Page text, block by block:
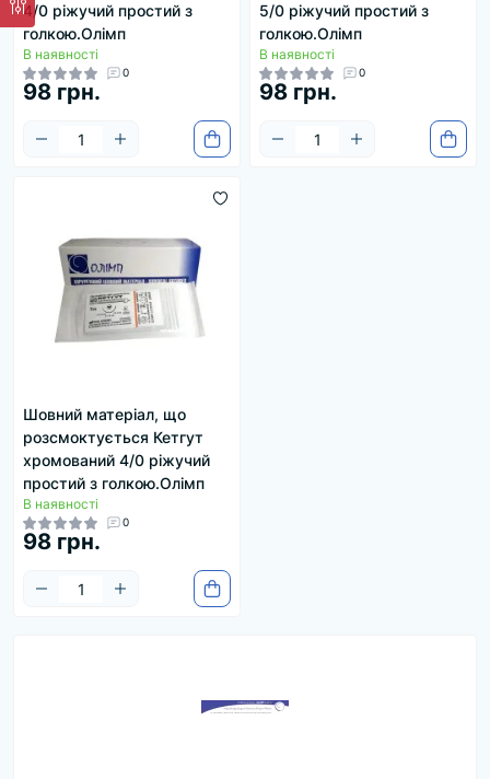
4/0 ріжучий простий з
голкою.Олімп
В наявності
0
98 грн.
5/0 ріжучий простий з
голкою.Олімп
В наявності
0
98 грн.
Шовний матеріал, що
розсмоктується Кетгут
хромований 4/0 ріжучий
простий з голкою.Олімп
В наявності
0
98 грн.